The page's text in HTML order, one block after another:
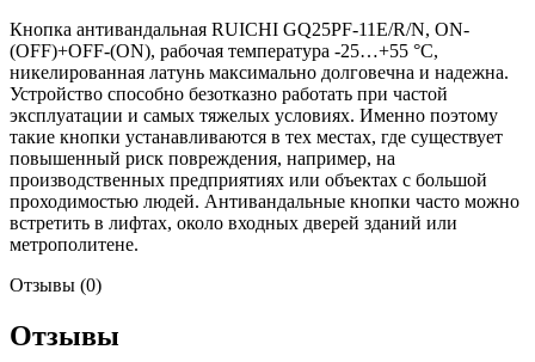
Кнопка антивандальная RUICHI GQ25PF-11E/R/N, ON-
(OFF)+OFF-(ON), рабочая температура -25…+55 °C,
никелированная латунь максимально долговечна и надежна.
Устройство способно безотказно работать при частой
эксплуатации и самых тяжелых условиях. Именно поэтому
такие кнопки устанавливаются в тех местах, где существует
повышенный риск повреждения, например, на
производственных предприятиях или объектах с большой
проходимостью людей. Антивандальные кнопки часто можно
встретить в лифтах, около входных дверей зданий или
метрополитене.
Отзывы (0)
Отзывы